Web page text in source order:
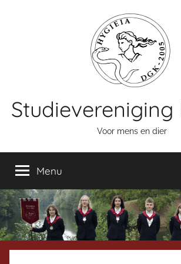
Studievereniging
Voor mens en dier
Menu